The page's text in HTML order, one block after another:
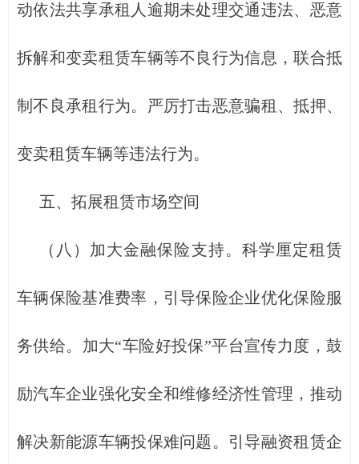
动依法共享承租人逾期未处理交通违法、恶意
拆解和变卖租赁车辆等不良行为信息，联合抵
制不良承租行为。严厉打击恶意骗租、抵押、
变卖租赁车辆等违法行为。
五、拓展租赁市场空间
（八）加大金融保险支持。科学厘定租赁
车辆保险基准费率，引导保险企业优化保险服
务供给。加大“车险好投保”平台宣传力度，鼓
励汽车企业强化安全和维修经济性管理，推动
解决新能源车辆投保难问题。引导融资租赁企